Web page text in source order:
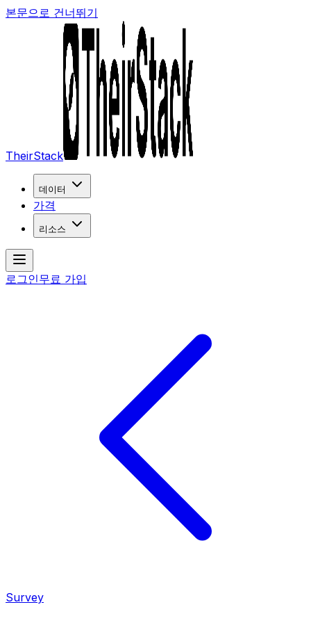
본문으로 건너뛰기
TheirStack
데이터
가격
리소스
로그인무료 가입
Survey